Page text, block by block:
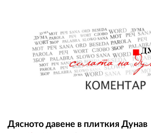
Дясното давене в плиткия Дунав